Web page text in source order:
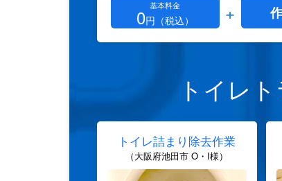
基本料金
0円（税込） +
トイレ
トイレ詰まり除去作業
（大阪府池田市 O・I様）